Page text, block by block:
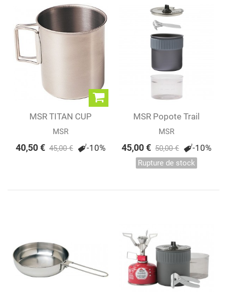
MSR TITAN CUP
MSR
40,50 € 45,00 € -10%
MSR Popote Trail
Mini™ Solo
MSR
45,00 € 50,00 € -10%
Rupture de stock